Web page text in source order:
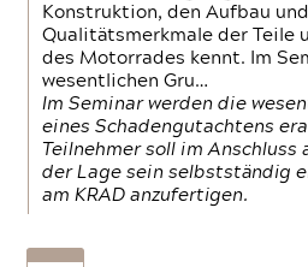
Konstruktion, den Aufbau
Qualitätsmerkmale der Teile
des Motorrades kennt. Im
wesentlichen Gru…
Im Seminar werden die
eines Schadengutachtens
Teilnehmer soll im
der Lage sein selbstständig
am KRAD anzufertigen.